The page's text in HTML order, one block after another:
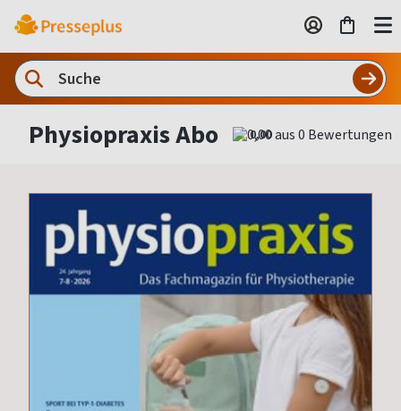
Physiopraxis Abo 0,00